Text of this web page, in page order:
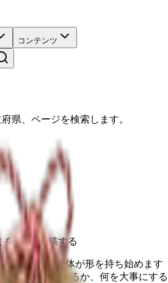
コンテンツ
県、ページを検索します。
を100件投稿する
は、自分の文体が形を持ち始めます
か、何と比べるか、何を大事にする